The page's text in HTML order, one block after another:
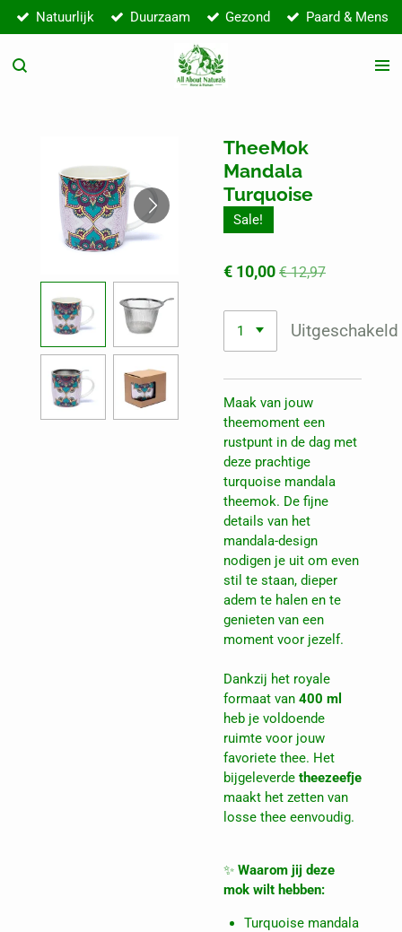
Ga
direct
naar
Natuurlijk Duurzaam Gezond Paard & Mens
TheeMok
Mandala
Turquoise
Sale!
€ 10,00 € 12,97
Uitgeschakeld
Maak van jouw
theemoment een
rustpunt in de dag met
deze prachtige
turquoise mandala
theemok. De fijne
details van het
mandala-design
nodigen je uit om even
stil te staan, dieper
adem te halen en te
genieten van een
moment voor jezelf.
Dankzij het royale
formaat van 400 ml
heb je voldoende
ruimte voor jouw
favoriete thee. Het
bijgeleverde theezeefje
maakt het zetten van
losse thee eenvoudig.
✨ Waarom jij deze
mok wilt hebben:
Turquoise mandala